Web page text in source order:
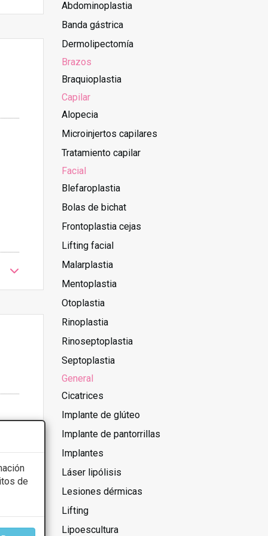
de
Abdominoplastia
Banda gástrica
Dermolipectomía
Brazos
Braquioplastia
Capilar
Alopecia
Microinjertos capilares
Tratamiento capilar
Facial
Blefaroplastia
Bolas de bichat
Frontoplastia cejas
Lifting facial
Malarplastia
Mentoplastia
Otoplastia
Rinoplastia
Rinoseptoplastia
Septoplastia
General
Cicatrices
Implante de glúteo
Implante de pantorrillas
Implantes
Láser lipólisis
Lesiones dérmicas
Lifting
Lipoescultura